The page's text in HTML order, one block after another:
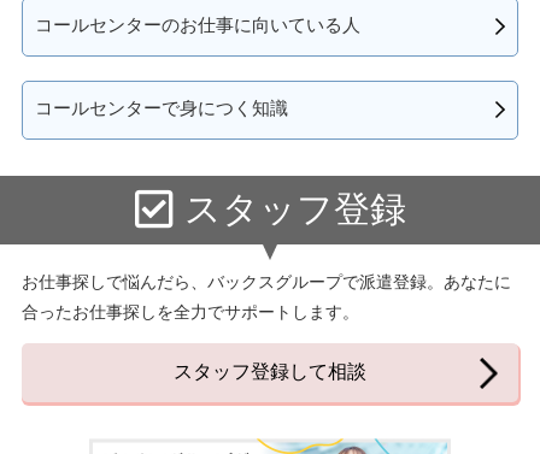
コールセンターのお仕事に向いている人
コールセンターで身につく知識
スタッフ登録
お仕事探しで悩んだら、バックスグループで派遣登録。あなたに
合ったお仕事探しを全力でサポートします。
スタッフ登録して相談